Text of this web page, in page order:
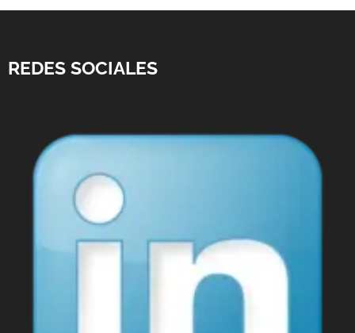
REDES SOCIALES